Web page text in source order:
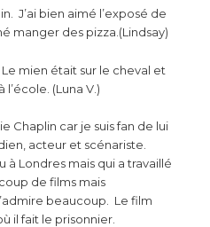
J’ai bien aimé l’exposé de
manger des pizza.(Lindsay)
mien était sur le cheval et
l’école. (Luna V.)
Chaplin car je suis fan de lui
acteur et scénariste.
à Londres mais qui a travaillé
de films mais
beaucoup. Le film
il fait le prisonnier.